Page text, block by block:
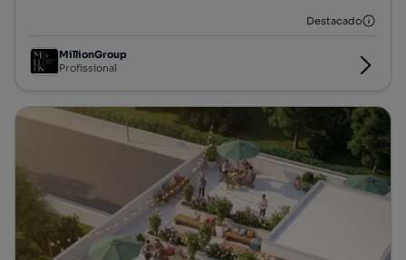
Destacado
MillionGroup
Profissional